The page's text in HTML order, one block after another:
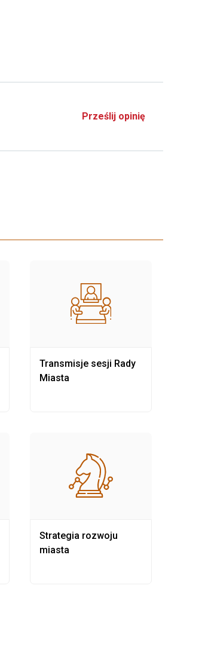
Prześlij opinię
Transmisje sesji Rady
Miasta
Strategia rozwoju
miasta